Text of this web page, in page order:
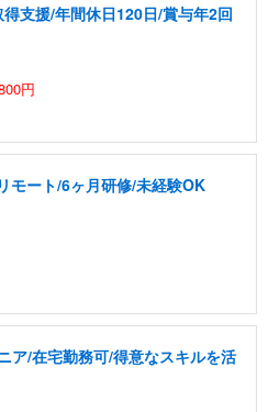
支援/年間休日120日/賞与年2回
円
モート/6ヶ月研修/未経験OK
ア/在宅勤務可/得意なスキルを活